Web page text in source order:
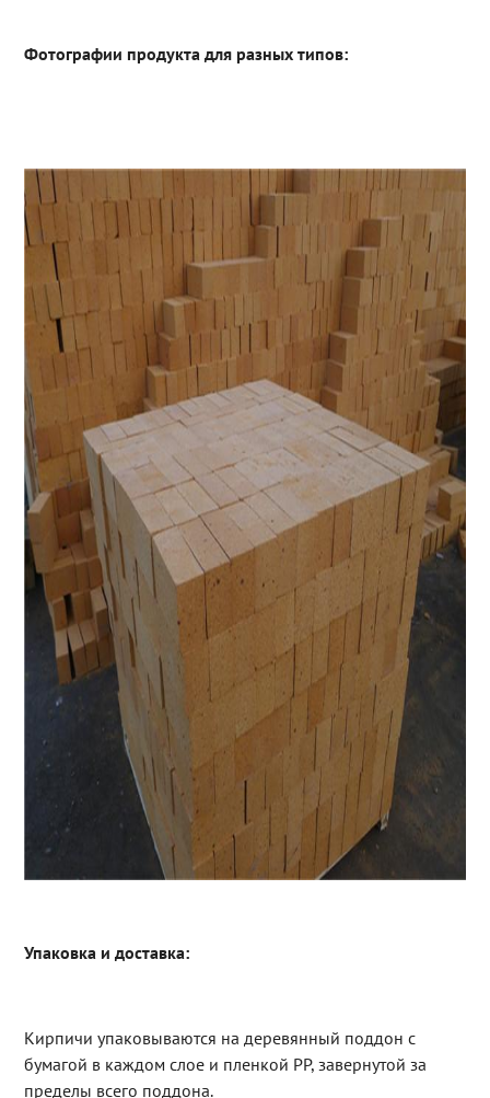
Фотографии продукта для разных типов:
Упаковка и доставка:
Кирпичи упаковываются на деревянный поддон с
бумагой в каждом слое и пленкой PP, завернутой за
пределы всего поддона.